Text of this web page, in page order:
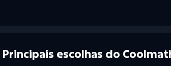
Principais escolhas do